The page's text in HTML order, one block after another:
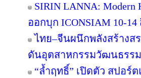
SIRIN LANNA:
ออกบุก ICONSIAM 10-
ไทย–จีนผนึกพลังสร้างส
ดันอุตสาหกรรมวัฒนธรร
“ล้ำฤทธิ์” เปิดตัว สปอร์